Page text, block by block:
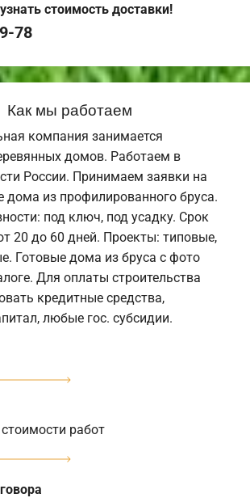
стоимость доставки!
78
Как мы работаем
компания занимается
домов. Работаем в
России. Принимаем заявки на
дома из профилированного бруса.
под ключ, под усадку. Срок
20 до 60 дней. Проекты: типовые,
Готовые дома из бруса с фото
Для оплаты строительства
кредитные средства,
любые гос. субсидии.
работ